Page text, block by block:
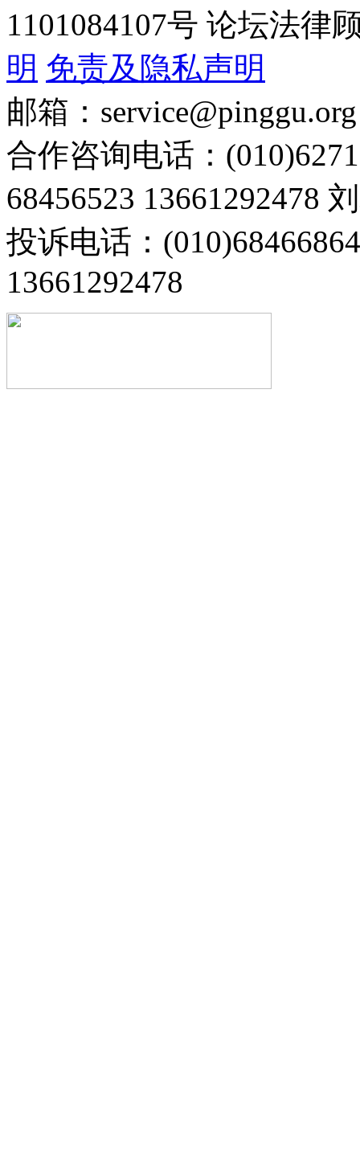
1101084107号 论坛法律
明 免责及隐私声明
邮箱：service@pinggu.org
合作咨询电话：
68456523 13661292478
投诉电话：
13661292478